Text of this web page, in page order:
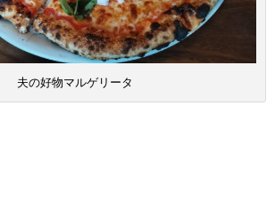
夫の好物マルゲリータ